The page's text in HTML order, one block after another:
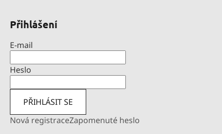
Přihlášení
E-mail
Heslo
PŘIHLÁSIT SE
Nová registraceZapomenuté heslo